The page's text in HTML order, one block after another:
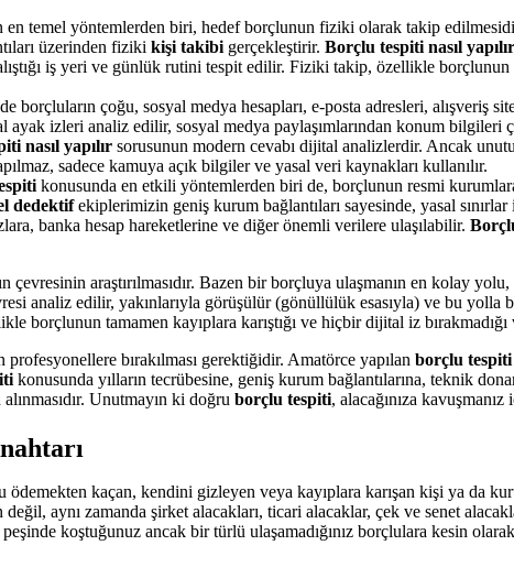
en temel yöntemlerden biri, hedef borçlunun fiziki olarak takip
üzerinden fiziki kişi takibi gerçekleştirir. Borçlu tespiti nasıl yapılır
iş yeri ve günlük rutini tespit edilir. Fiziki takip, özellikle
borçluların çoğu, sosyal medya hesapları, e-posta adresleri, alışveriş
ayak izleri analiz edilir, sosyal medya paylaşımlarından konum bilgileri
nasıl yapılır sorusunun modern cevabı dijital analizlerdir. Ancak
sadece kamuya açık bilgiler ve yasal veri kaynakları kullanılır.
konusunda en etkili yöntemlerden biri de, borçlunun resmi
dedektifekiplerimizin geniş kurum bağlantıları sayesinde, yasal
banka hesap hareketlerine ve diğer önemli verilere ulaşılabilir.
araştırılmasıdır. Bazen bir borçluya ulaşmanın en kolay yolu,
analiz edilir, yakınlarıyla görüşülür (gönüllülük esasıyla) ve bu
borçlunun tamamen kayıplara karıştığı ve hiçbir dijital iz
bırakılması gerektiğidir. Amatörce yapılan borçlu tespiti
konusunda yılların tecrübesine, geniş kurum bağlantılarına, teknik
Unutmayın ki doğru borçlu tespiti, alacağınıza kavuşmanız
ödemekten kaçan, kendini gizleyen veya kayıplara karışan kişi ya da
aynı zamanda şirket alacakları, ticari alacaklar, çek ve senet
peşinde koştuğunuz ancak bir türlü ulaşamadığınız borçlulara kesin